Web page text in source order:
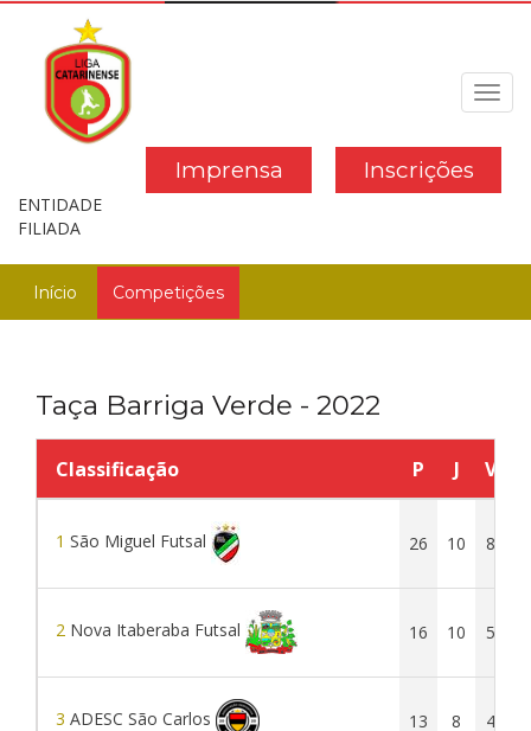
Inscrições
Imprensa
ENTIDADE
FILIADA
Início Competições
Taça Barriga Verde - 2022
Classificação P J V
1 São Miguel Futsal 26 10 8
2 Nova Itaberaba Futsal 16 10 5
3 ADESC São Carlos 13 8 4